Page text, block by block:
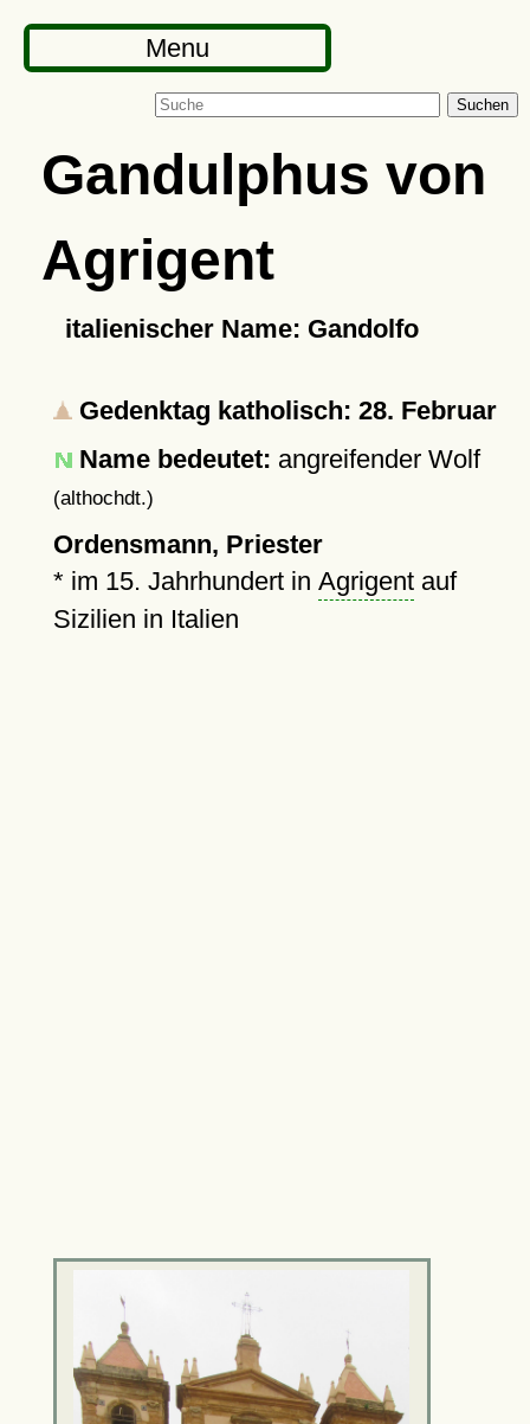
Menu
Suchen
Gandulphus von
Agrigent
italienischer Name: Gandolfo
Gedenktag katholisch: 28. Februar
Name bedeutet: angreifender Wolf
(althochdt.)
Ordensmann, Priester
* im 15. Jahrhundert in Agrigentauf
Sizilien in Italien